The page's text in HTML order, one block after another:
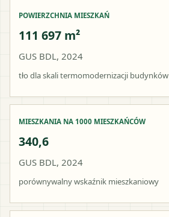
POWIERZCHNIA MIESZKAŃ
111 697 m²
GUS BDL, 2024
tło dla skali termomodernizacji budynków
MIESZKANIA NA 1000 MIESZKAŃCÓW
340,6
GUS BDL, 2024
porównywalny wskaźnik mieszkaniowy